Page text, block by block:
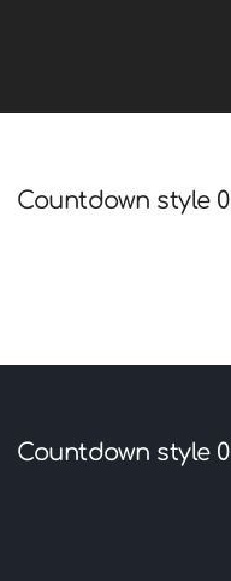
Countdown style
Countdown style